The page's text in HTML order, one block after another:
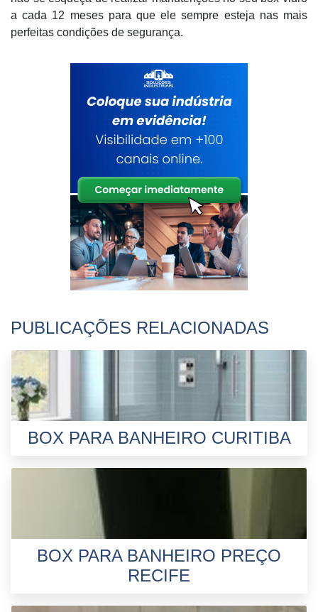
a cada 12 meses para que ele sempre esteja nas mais
perfeitas condições de segurança.
PUBLICAÇÕES RELACIONADAS
BOX PARA BANHEIRO CURITIBA
BOX PARA BANHEIRO PREÇO
RECIFE